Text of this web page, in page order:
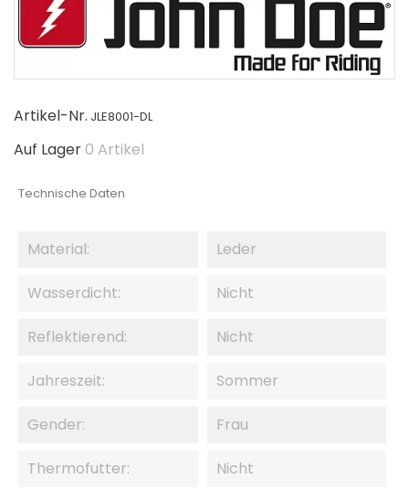
Artikel-Nr. JLE8001-DL
Auf Lager0 Artikel
Technische Daten
Material: Leder
Wasserdicht: Nicht
Reflektierend: Nicht
Jahreszeit: Sommer
Gender: Frau
Thermofutter: Nicht